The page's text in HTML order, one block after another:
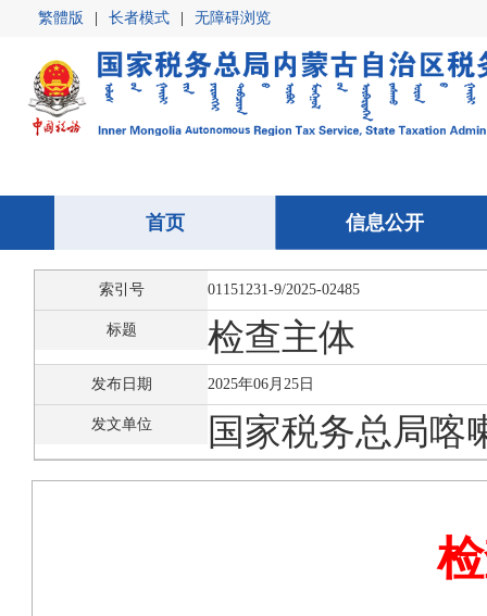
繁體版 长者模式 无障碍浏览
首页 信息公开
首页 信息公开
索引号 01151231-9/2025-02485
标题 检查主体
发布日期 2025年06月25日
发文单位 国家税务总局喀